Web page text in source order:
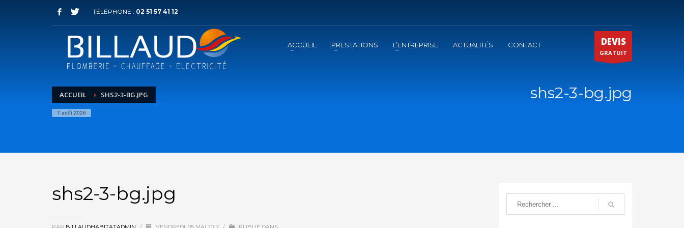
TÉLÉPHONE : 02 51 57 41 12
ACCUEIL PRESTATIONS L’ENTREPRISE ACTUALITÉS CONTACT DEVIS
GRATUIT
ACCUEIL SHS2-3-BG.JPG
7 août 2026
shs2-3-bg.jpg
shs2-3-bg.jpg